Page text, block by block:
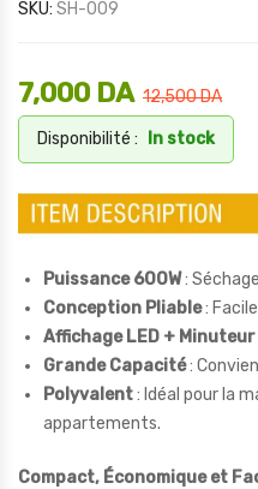
SKU: SH-009
12,500DA
7,000 DA
Disponibilité : In stock
Puissance 600W:
Conception Pliable:
Affichage LED + Minuteur
Grande Capacité:
Polyvalent: Idéal pour la
appartements.
Compact, Économique et